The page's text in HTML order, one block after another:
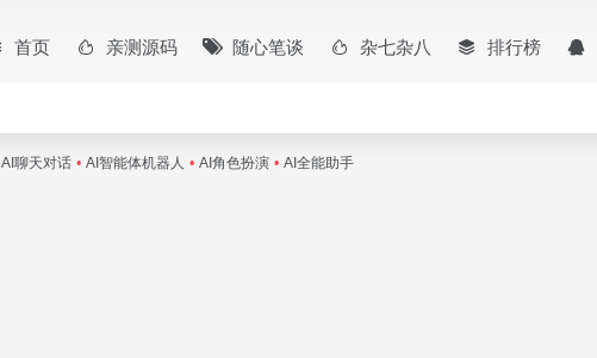
首页 亲测源码 随心笔谈 杂七杂八 排行榜
AI聊天对话 • AI智能体机器人 • AI角色扮演 • AI全能助手